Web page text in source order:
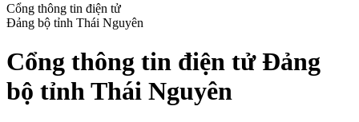
Cổng thông tin điện tử
Đảng bộ tỉnh Thái Nguyên
Cổng thông tin điện tử Đảng
bộ tỉnh Thái Nguyên